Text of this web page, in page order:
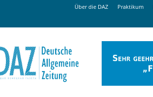
Über die DAZ Praktikum
Deutsche
Allgemeine
Zeitung